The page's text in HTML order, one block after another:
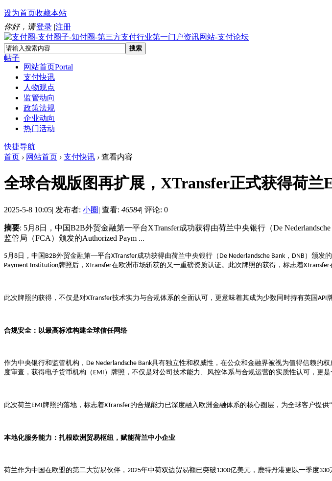
设为首页收藏本站
你好，请登录 |注册
帖子
搜索
网站首页Portal
支付快讯
人物观点
监管动向
政策法规
企业动向
热门活动
快捷导航
首页 › 网站首页 › 支付快讯 › 查看内容
全球合规版图再扩展，XTransfer正式获得荷兰
2025-5-8 10:05| 发布者: 小圈| 查看: 46584| 评论: 0
摘要: 5月8日，中国B2B外贸金融第一平台XTransfer成功获得由荷兰中央银行（De
监管局（FCA）颁发的Authorized Paym ...
5 月 8 日，中国 B2B外贸金融第一平台XTransfer成功获得由荷兰中央银行（ De Nederlandsche Bank ， DNB ）颁发
Payment Institution牌照后， XTransfer在欧洲市场斩获的又一重磅资质认证。此次牌照的获得，标志着XTransfer
此次牌照的获得，不仅是对XTransfer技术实力与合规体系的全面认可，更意味着其成为少数同时持有英国 API
合规安全：以最高标准构建全球信任网络
作为中央银行和监管机构， De Nederlandsche Bank具有独立性和权威性，在公众和金融界被视为值得信赖的
度审查，获得电子货币机构（ EMI ）牌照，不仅是对公司技术能力、风控体系与合规运营的实质性认可，更是
此次荷兰 EMI 牌照的落地，标志着XTransfer的合规能力已深度融入欧洲金融体系的核心圈层，为全球客户提供
本地化服务能力：扎根欧洲贸易枢纽，赋能荷兰中小企业
荷兰作为中国在欧盟的第二大贸易伙伴， 2025年中荷双边贸易额已突破1300亿美元，鹿特丹港更以一季度330